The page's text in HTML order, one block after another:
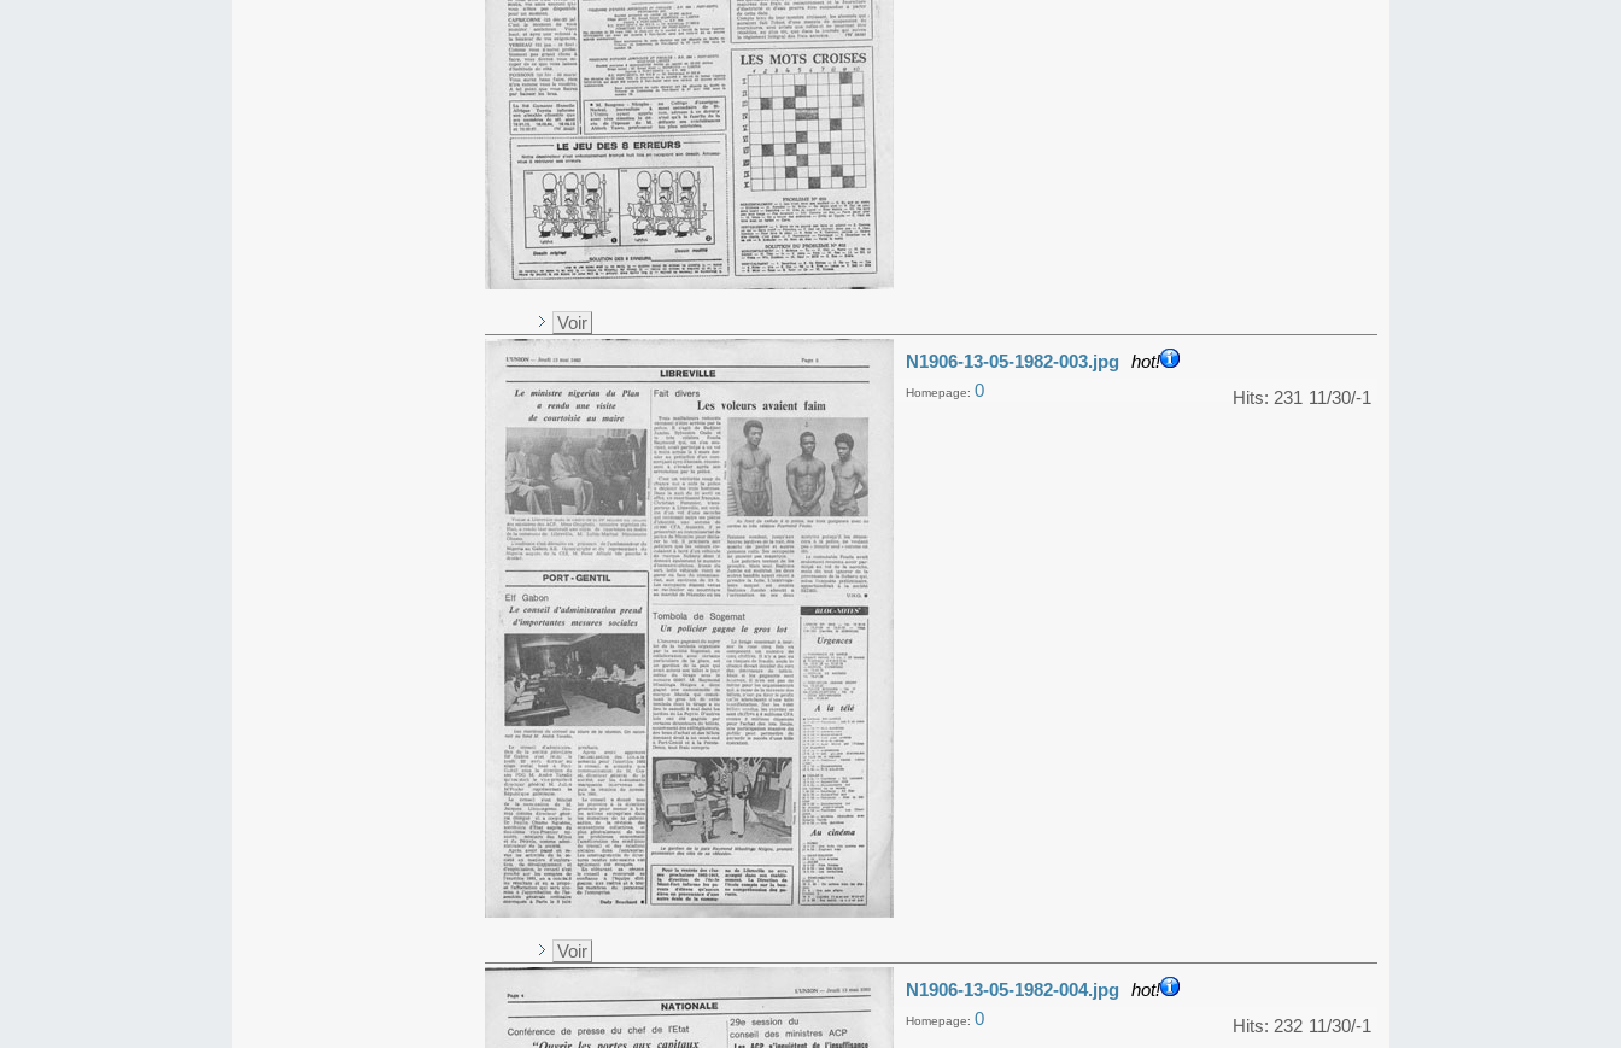
Voir
N1906-13-05-1982-003.jpg hot!
11/30/-1
Hits: 231
Homepage: 0
Voir
N1906-13-05-1982-004.jpg hot!
11/30/-1
Hits: 232
Homepage: 0